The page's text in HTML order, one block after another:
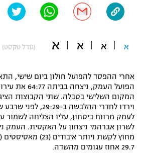
"מחצית בשכונה" – פודקאסט
משתתפים וזוכים בפרסים
תקנון משתתפים וזוכים בפרסים
תקנון עבור פעילות אלקטרה
תקנון עבור פעילות ספורט 1 – "מרלן"
טניס
גיימינג E-Sports
תנאי שימוש
אופניים
ספורט מוטורי
פוטבול אמריקאי NFL
בייסבול MLB
ספורט אתגרי ואקסטרים
א א א א (גודל טקסט)
אחרי ההפסד להפועל חולון ביום שישי,
הפועל העמק,
המקום השלישי בטבלה. שתי הקבוצות
לעמק מרווח ביטחון, עליו הצליחה לשמור
29.7 אחוז עגומים מהשדה.